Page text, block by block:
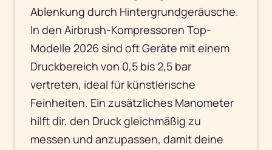
Ablenkung durch Hintergrundgeräusche.
In den Airbrush-Kompressoren Top-
Modelle 2026 sind oft Geräte mit einem
Druckbereich von 0,5 bis 2,5 bar
vertreten, ideal für künstlerische
Feinheiten. Ein zusätzliches Manometer
hilft dir, den Druck gleichmäßig zu
messen und anzupassen, damit deine